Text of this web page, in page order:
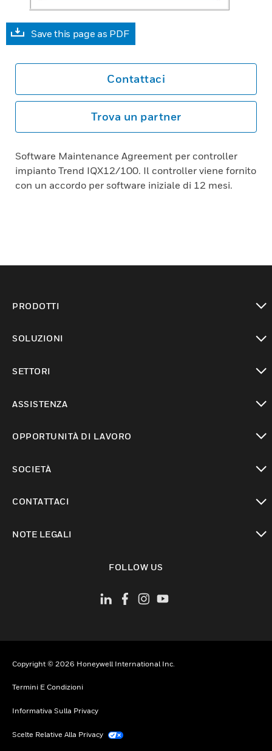
Save this page as PDF
Contattaci
Trova un partner
Software Maintenance Agreement per controller
impianto Trend IQX12/100. Il controller viene fornito
con un accordo per software iniziale di 12 mesi.
PRODOTTI
SOLUZIONI
SETTORI
ASSISTENZA
OPPORTUNITÀ DI LAVORO
SOCIETÀ
CONTATTACI
NOTE LEGALI
FOLLOW US
Copyright © 2026 Honeywell International Inc.
Termini E Condizioni
Informativa Sulla Privacy
Scelte Relative Alla Privacy